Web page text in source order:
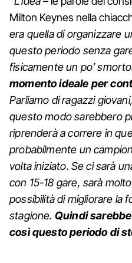
Milton Keynes nella
era quella di organizzare
questo periodo senza
fisicamente un po’
momento ideale per
Parliamo di ragazzi
questo modo sarebbero
riprenderà a correre in
probabilmente un
volta iniziato. Se ci sarà
con 15-18 gare, sarà
possibilità di migliorare la
stagione. Quindi
così questo periodo di